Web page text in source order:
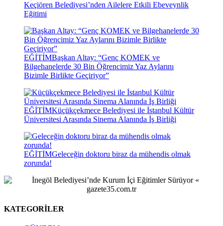
Keçiören Belediyesi’nden Ailelere Etkili Ebeveynlik
Eğitimi
EĞİTİMBaşkan Altay: “Genç KOMEK ve
Bilgehanelerde 30 Bin Öğrencimiz Yaz Aylarını
Bizimle Birlikte Geçiriyor”
EĞİTİMKüçükçekmece Belediyesi ile İstanbul Kültür
Üniversitesi Arasında Sinema Alanında İş Birliği
EĞİTİMGeleceğin doktoru biraz da mühendis olmak
zorunda!
KATEGORİLER